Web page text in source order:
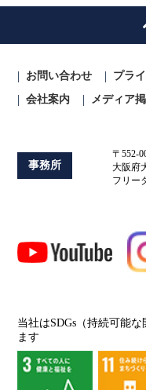
お問い合わせ プラ
会社案内
メディア
事務所
〒552-
大阪府
フリー
当社はSDGs（持続可能
ます